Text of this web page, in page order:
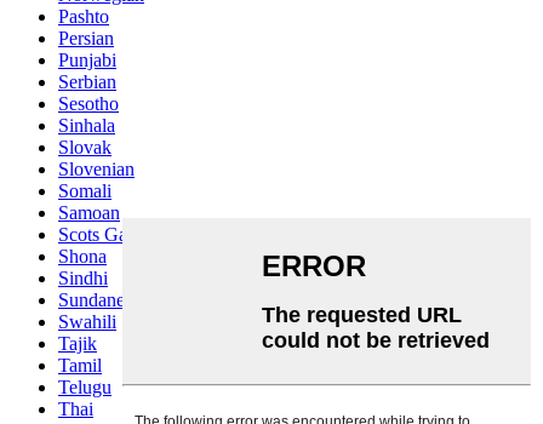
Pashto
Persian
Punjabi
Serbian
Sesotho
Sinhala
Slovak
Slovenian
Somali
Samoan
Scots Gaelic
Shona
Sindhi
Sundanese
Swahili
Tajik
Tamil
Telugu
Thai